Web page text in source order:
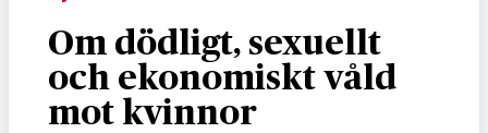
Om dödligt, sexuellt
och ekonomiskt våld
mot kvinnor